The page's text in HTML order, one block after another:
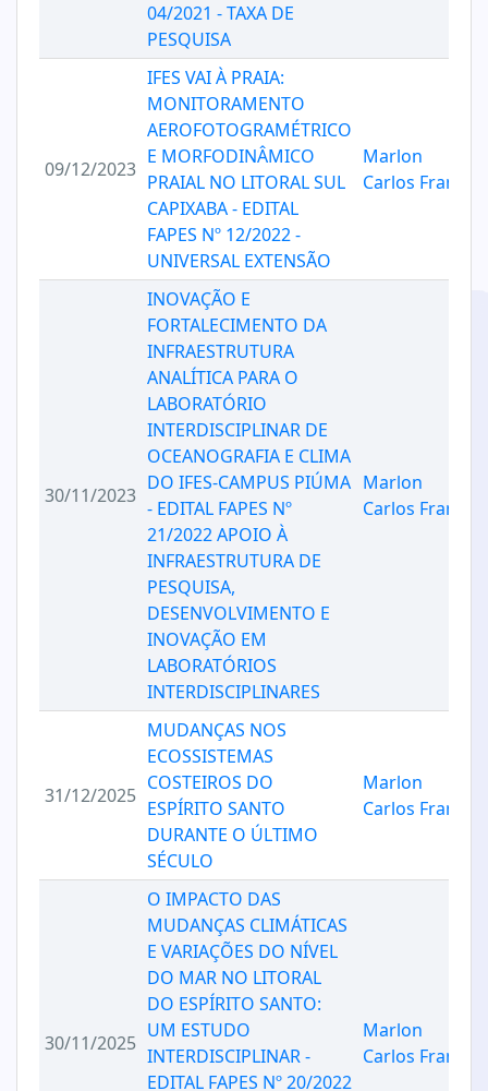
04/2021 - TAXA DE
PESQUISA
09/12/2023
IFES VAI À PRAIA:
MONITORAMENTO
AEROFOTOGRAMÉTRICO
E MORFODINÂMICO
PRAIAL NO LITORAL SUL
CAPIXABA - EDITAL
FAPES Nº 12/2022 -
UNIVERSAL EXTENSÃO
Marlon
Carlos Franca
30/11/2023
INOVAÇÃO E
FORTALECIMENTO DA
INFRAESTRUTURA
ANALÍTICA PARA O
LABORATÓRIO
INTERDISCIPLINAR DE
OCEANOGRAFIA E CLIMA
DO IFES-CAMPUS PIÚMA
- EDITAL FAPES Nº
21/2022 APOIO À
INFRAESTRUTURA DE
PESQUISA,
DESENVOLVIMENTO E
INOVAÇÃO EM
LABORATÓRIOS
INTERDISCIPLINARES
Marlon
Carlos Franca
31/12/2025
MUDANÇAS NOS
ECOSSISTEMAS
COSTEIROS DO
ESPÍRITO SANTO
DURANTE O ÚLTIMO
SÉCULO
Marlon
Carlos Franca
30/11/2025
O IMPACTO DAS
MUDANÇAS CLIMÁTICAS
E VARIAÇÕES DO NÍVEL
DO MAR NO LITORAL
DO ESPÍRITO SANTO:
UM ESTUDO
INTERDISCIPLINAR -
EDITAL FAPES Nº 20/2022
Marlon
Carlos Franca